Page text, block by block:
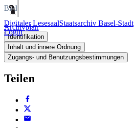
Digitaler LesesaalStaatsarchiv Basel-Stadt
Login
Bild
Archivplan
Identifikation
Inhalt und innere Ordnung
Zugangs- und Benutzungsbestimmungen
Teilen